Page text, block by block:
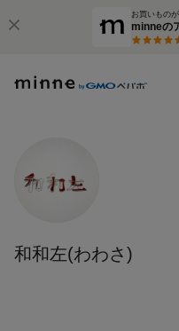
お買いもの
minneの
和和左(わわさ)